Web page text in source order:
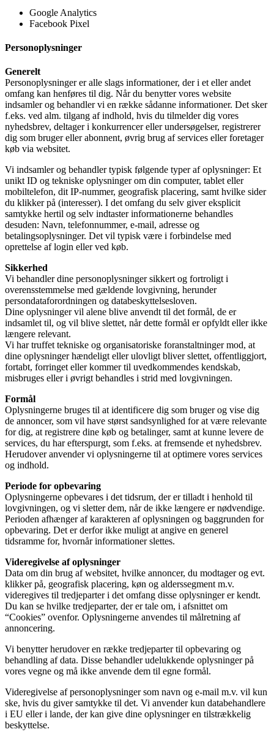
Google Analytics
Facebook Pixel
Personoplysninger
Generelt
Personoplysninger er alle slags informationer, der i et eller andet
omfang kan henføres til dig. Når du benytter vores website
indsamler og behandler vi en række sådanne informationer. Det sker
f.eks. ved alm. tilgang af indhold, hvis du tilmelder dig vores
nyhedsbrev, deltager i konkurrencer eller undersøgelser, registrerer
dig som bruger eller abonnent, øvrig brug af services eller foretager
køb via websitet.
Vi indsamler og behandler typisk følgende typer af oplysninger: Et
unikt ID og tekniske oplysninger om din computer, tablet eller
mobiltelefon, dit IP-nummer, geografisk placering, samt hvilke sider
du klikker på (interesser). I det omfang du selv giver eksplicit
samtykke hertil og selv indtaster informationerne behandles
desuden: Navn, telefonnummer, e-mail, adresse og
betalingsoplysninger. Det vil typisk være i forbindelse med
oprettelse af login eller ved køb.
Sikkerhed
Vi behandler dine personoplysninger sikkert og fortroligt i
overensstemmelse med gældende lovgivning, herunder
persondataforordningen og databeskyttelsesloven.
Dine oplysninger vil alene blive anvendt til det formål, de er
indsamlet til, og vil blive slettet, når dette formål er opfyldt eller ikke
længere relevant.
Vi har truffet tekniske og organisatoriske foranstaltninger mod, at
dine oplysninger hændeligt eller ulovligt bliver slettet, offentliggjort,
fortabt, forringet eller kommer til uvedkommendes kendskab,
misbruges eller i øvrigt behandles i strid med lovgivningen.
Formål
Oplysningerne bruges til at identificere dig som bruger og vise dig
de annoncer, som vil have størst sandsynlighed for at være relevante
for dig, at registrere dine køb og betalinger, samt at kunne levere de
services, du har efterspurgt, som f.eks. at fremsende et nyhedsbrev.
Herudover anvender vi oplysningerne til at optimere vores services
og indhold.
Periode for opbevaring
Oplysningerne opbevares i det tidsrum, der er tilladt i henhold til
lovgivningen, og vi sletter dem, når de ikke længere er nødvendige.
Perioden afhænger af karakteren af oplysningen og baggrunden for
opbevaring. Det er derfor ikke muligt at angive en generel
tidsramme for, hvornår informationer slettes.
Videregivelse af oplysninger
Data om din brug af websitet, hvilke annoncer, du modtager og evt.
klikker på, geografisk placering, køn og alderssegment m.v.
videregives til tredjeparter i det omfang disse oplysninger er kendt.
Du kan se hvilke tredjeparter, der er tale om, i afsnittet om
“Cookies” ovenfor. Oplysningerne anvendes til målretning af
annoncering.
Vi benytter herudover en række tredjeparter til opbevaring og
behandling af data. Disse behandler udelukkende oplysninger på
vores vegne og må ikke anvende dem til egne formål.
Videregivelse af personoplysninger som navn og e-mail m.v. vil kun
ske, hvis du giver samtykke til det. Vi anvender kun databehandlere
i EU eller i lande, der kan give dine oplysninger en tilstrækkelig
beskyttelse.